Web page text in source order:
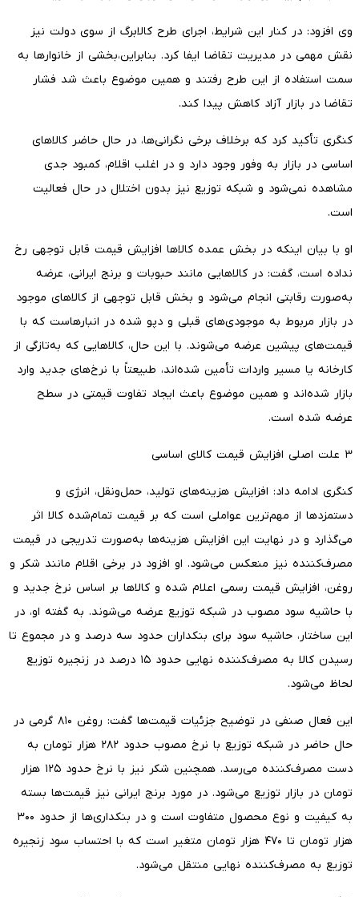
وی افزود: در کنار این شرایط، اجرای طرح کالابرگ از سوی دولت نیز
نقش مهمی در مدیریت تقاضا ایفا کرد. بنابراین،بخشی از خانوارها به
سمت استفاده از این طرح رفتند و همین موضوع باعث شد فشار
تقاضا در بازار آزاد کاهش پیدا کند.
کنگری تأکید کرد که برخلاف برخی نگرانی‌ها، در حال حاضر کالاهای
اساسی در بازار به وفور وجود دارد و در اغلب اقلام، کمبود جدی
مشاهده نمی‌شود و شبکه توزیع نیز بدون اختلال در حال فعالیت
است.
او با بیان اینکه در بخش عمده کالاها افزایش قیمت قابل توجهی رخ
نداده است، گفت: در کالاهایی مانند حبوبات و برنج ایرانی، عرضه
به‌صورت رقابتی انجام می‌شود و بخش قابل توجهی از کالاهای موجود
در بازار مربوط به موجودی‌های قبلی و دپو شده در انبارهاست که با
قیمت‌های پیشین عرضه می‌شوند. با این حال، کالاهایی که به‌تازگی از
کارخانه یا مسیر واردات تأمین شده‌اند، طبیعتاً با نرخ‌های جدید وارد
بازار شده‌اند و همین موضوع باعث ایجاد تفاوت قیمتی در سطح
عرضه شده است.
۳ علت اصلی افزایش قیمت کالای اساسی
کنگری ادامه داد: افزایش هزینه‌های تولید، حمل‌ونقل، انرژی و
دستمزدها از مهم‌ترین عواملی است که بر قیمت تمام‌شده کالا اثر
می‌گذارد و در نهایت این افزایش هزینه‌ها به‌صورت تدریجی در قیمت
مصرف‌کننده نیز منعکس می‌شود. او افزود در برخی اقلام مانند شکر و
روغن، افزایش قیمت رسمی اعلام شده و کالاها بر اساس نرخ جدید و
با حاشیه سود مصوب در شبکه توزیع عرضه می‌شوند. به گفته او، در
این ساختار، حاشیه سود برای بنکداران حدود سه درصد و در مجموع تا
رسیدن کالا به مصرف‌کننده نهایی حدود ۱۵ درصد در زنجیره توزیع
لحاظ می‌شود.
این فعال صنفی در توضیح جزئیات قیمت‌ها گفت: روغن ۸۱۰ گرمی در
حال حاضر در شبکه توزیع با نرخ مصوب حدود ۲۸۲ هزار تومان به
دست مصرف‌کننده می‌رسد. همچنین شکر نیز با نرخ حدود ۱۲۵ هزار
تومان در بازار توزیع می‌شود. در مورد برنج ایرانی نیز قیمت‌ها بسته
به کیفیت و نوع محصول متفاوت است و در بنکداری‌ها از حدود ۳۰۰
هزار تومان تا ۴۷۰ هزار تومان متغیر است که با احتساب سود زنجیره
توزیع به مصرف‌کننده نهایی منتقل می‌شود.